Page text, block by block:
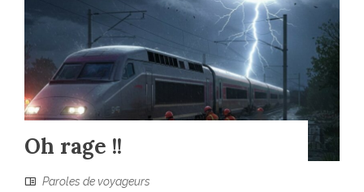
Oh rage !!
Paroles de voyageurs